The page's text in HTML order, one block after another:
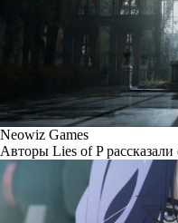
Neowiz Games
Авторы Lies of P